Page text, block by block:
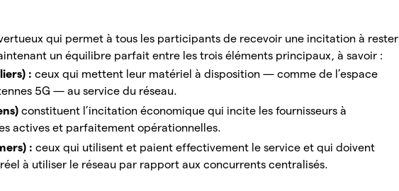
qui permet à tous les participants de recevoir une incitation à rester
un équilibre parfait entre les trois éléments principaux, à savoir :
:ceux qui mettent leur matériel à disposition — comme de l’espace
5G — au service du réseau.
constituent l’incitation économique qui incite les fournisseurs à
actives et parfaitement opérationnelles.
:ceux qui utilisent et paient effectivement le service et qui doivent
à utiliser le réseau par rapport aux concurrents centralisés.